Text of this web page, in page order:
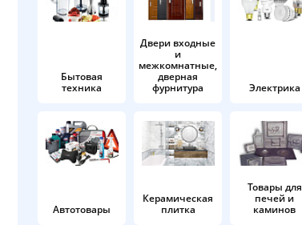
Бытовая
техника
Двери входные
и
межкомнатные,
дверная
фурнитура
Электрика
Автотовары
Керамическая
плитка
Товары для
печей и
каминов